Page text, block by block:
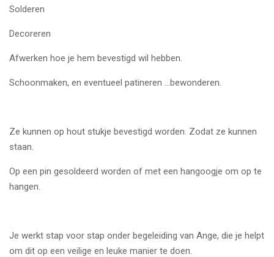
Solderen
Decoreren
Afwerken hoe je hem bevestigd wil hebben.
Schoonmaken, en eventueel patineren ...bewonderen.
Ze kunnen op hout stukje bevestigd worden. Zodat ze kunnen
staan.
Op een pin gesoldeerd worden of met een hangoogje om op te
hangen.
Je werkt stap voor stap onder begeleiding van Ange, die je helpt
om dit op een veilige en leuke manier te doen.